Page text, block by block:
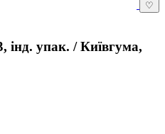
♡
інд. упак. / Київгума,